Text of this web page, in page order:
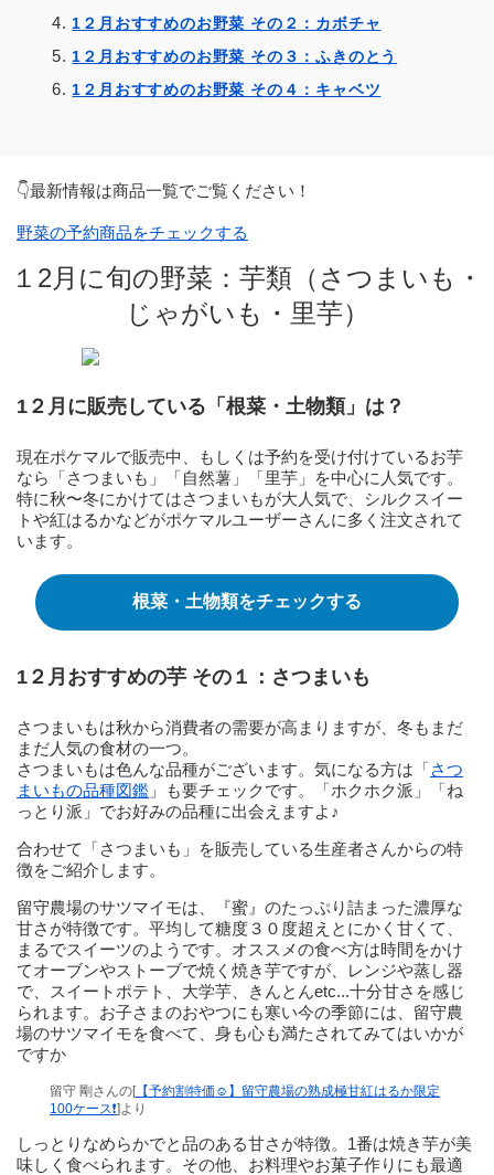
1２月おすすめのお野菜 その２：カボチャ
1２月おすすめのお野菜 その３：ふきのとう
1２月おすすめのお野菜 その４：キャベツ
👇最新情報は商品一覧でご覧ください！
野菜の予約商品をチェックする
１2月に旬の野菜：芋類（さつまいも・
じゃがいも・里芋）
1２月に販売している「根菜・土物類」は？
現在ポケマルで販売中、もしくは予約を受け付けているお芋
なら「さつまいも」「自然薯」「里芋」を中心に人気です。
特に秋〜冬にかけてはさつまいもが大人気で、シルクスイー
トや紅はるかなどがポケマルユーザーさんに多く注文されて
います。
根菜・土物類をチェックする
1２月おすすめの芋 その１：さつまいも
さつまいもは秋から消費者の需要が高まりますが、冬もまだ
まだ人気の食材の一つ。
さつまいもは色んな品種がございます。気になる方は「さつ
まいもの品種図鑑 」も要チェックです。「ホクホク派」「ね
っとり派」でお好みの品種に出会えますよ♪
合わせて「さつまいも」を販売している生産者さんからの特
徴をご紹介します。
留守農場のサツマイモは、『蜜』のたっぷり詰まった濃厚な
甘さが特徴です。平均して糖度３０度超えとにかく甘くて、
まるでスイーツのようです。オススメの食べ方は時間をかけ
てオーブンやストーブで焼く焼き芋ですが、レンジや蒸し器
で、スイートポテト、大学芋、きんとんetc...十分甘さを感じ
られます。お子さまのおやつにも寒い今の季節には、留守農
場のサツマイモを食べて、身も心も満たされてみてはいかが
ですか
留守 剛さんの[【予約割特価☺️】留守農場の熟成極甘紅はるか限定
100ケース❗]より
しっとりなめらかでと品のある甘さが特徴。1番は焼き芋が美
味しく食べられます。その他、お料理やお菓子作りにも最適